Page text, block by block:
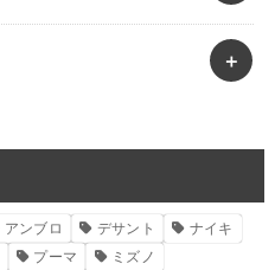
アンブロ デサント
ナイキ
プーマ
ミズノ